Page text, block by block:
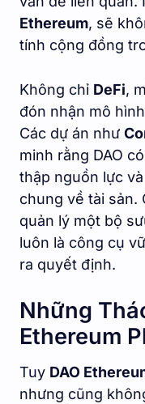
Ethereum, sẽ
tính cộng đồng
Không chỉ DeFi,
đón nhận mô
Các dự án như
minh rằng DAO
thập nguồn lực
chung về tài sản.
quản lý một bộ
luôn là công cụ
ra quyết định.
Những
Ethereum
Tuy DAO
nhưng cũng